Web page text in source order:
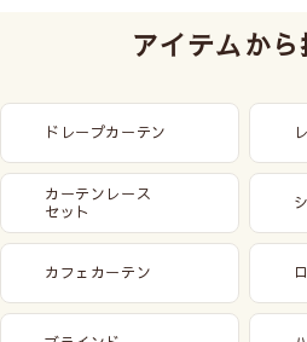
アイテムから
ドレープカーテン
カーテンレース
セット
カフェカーテン